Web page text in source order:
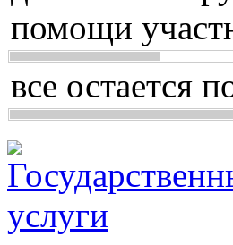
помощи
все остается